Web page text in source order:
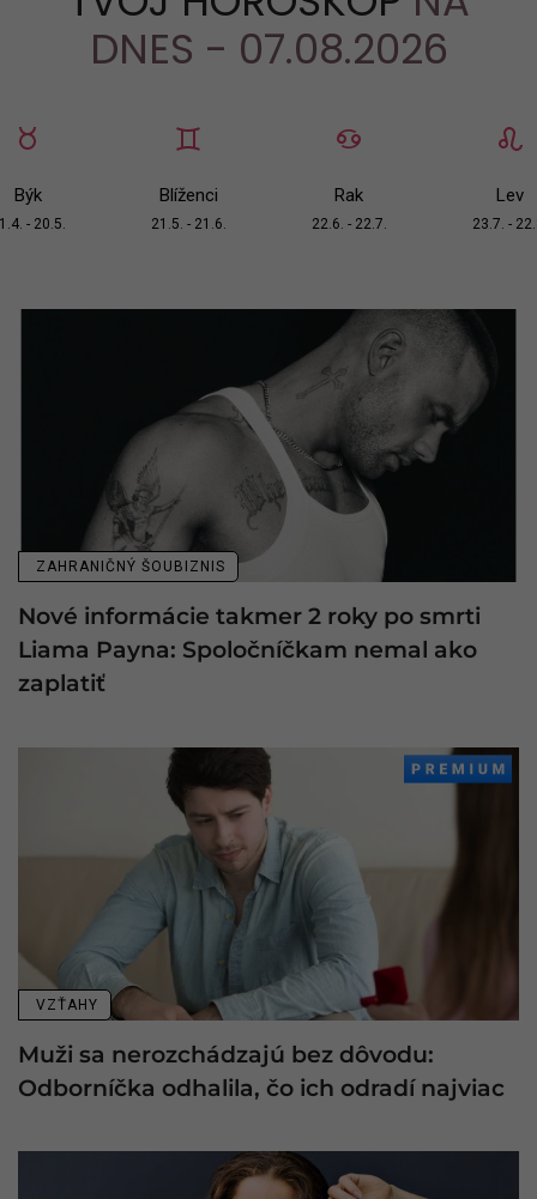
DNES - 07.08.2026
Býk
- 20.5.
Blíženci
21.5. - 21.6.
Rak
22.6. - 22.7.
Lev
23.7. -
ZAHRANIČNÝ ŠOUBIZNIS
Nové informácie takmer 2 roky po smrti
Liama Payna: Spoločníčkam nemal ako
zaplatiť
VZŤAHY
Muži sa nerozchádzajú bez dôvodu:
Odborníčka odhalila, čo ich odradí najviac